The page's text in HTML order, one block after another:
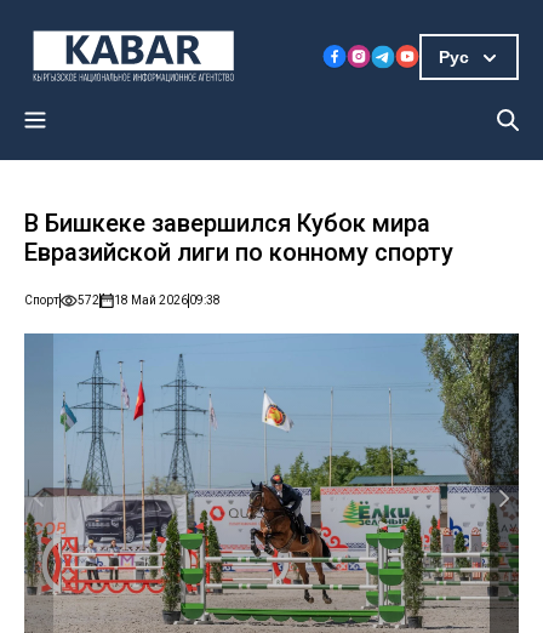
Рус
В Бишкеке завершился Кубок мира
Евразийской лиги по конному спорту
Спорт 572 18 Май 202609:38